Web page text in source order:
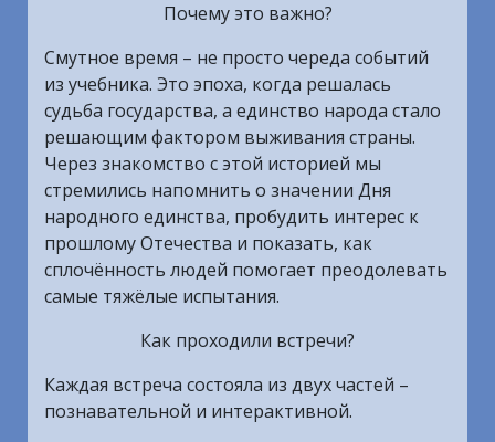
Почему это важно?
Смутное время – не просто череда событий
из учебника. Это эпоха, когда решалась
судьба государства, а единство народа стало
решающим фактором выживания страны.
Через знакомство с этой историей мы
стремились напомнить о значении Дня
народного единства, пробудить интерес к
прошлому Отечества и показать, как
сплочённость людей помогает преодолевать
самые тяжёлые испытания.
Как проходили встречи?
Каждая встреча состояла из двух частей –
познавательной и интерактивной.